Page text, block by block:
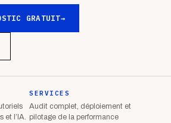
GRATUIT→
et l’IA.
SERVICES
Audit complet, déploiement et
pilotage de la performance